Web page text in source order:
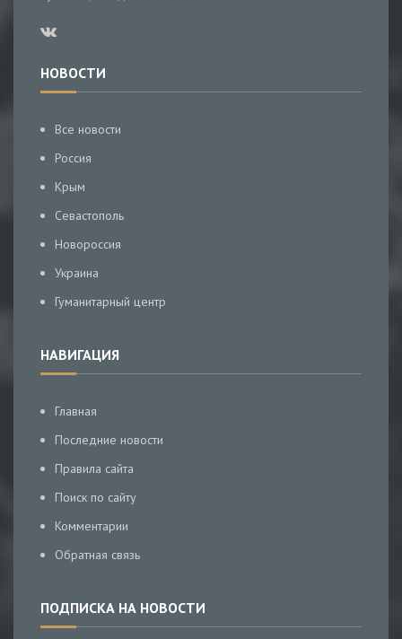
НОВОСТИ
Все новости
Россия
Крым
Севастополь
Новороссия
Украина
Гуманитарный центр
НАВИГАЦИЯ
Главная
Последние новости
Правила сайта
Поиск по сайту
Комментарии
Обратная связь
ПОДПИСКА НА НОВОСТИ